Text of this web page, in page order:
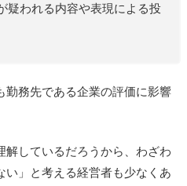
疑われる内容や表現による投
勤務先である企業の評価に影響
解しているだろうから、わざわ
い」と考える経営者も少なくあ